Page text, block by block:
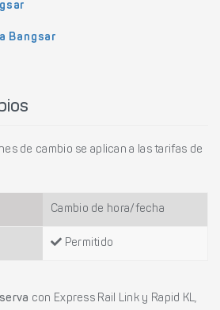
Bangsar
de cambio se aplican a las tarifas de
Cambio de hora/fecha
Permitido
con Express Rail Link y Rapid KL,